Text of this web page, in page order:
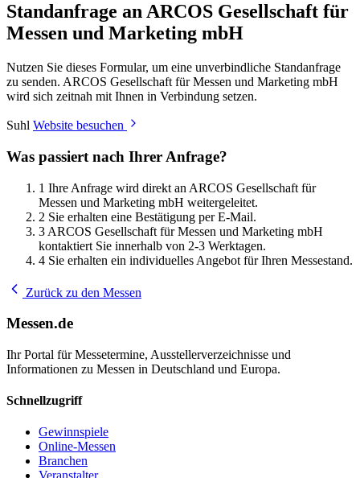
Standanfrage an ARCOS Gesellschaft für
Messen und Marketing mbH
Nutzen Sie dieses Formular, um eine unverbindliche Standanfrage
zu senden. ARCOS Gesellschaft für Messen und Marketing mbH
wird sich zeitnah mit Ihnen in Verbindung setzen.
Suhl Website besuchen
Was passiert nach Ihrer Anfrage?
1 Ihre Anfrage wird direkt an ARCOS Gesellschaft für
Messen und Marketing mbH weitergeleitet.
2 Sie erhalten eine Bestätigung per E-Mail.
3 ARCOS Gesellschaft für Messen und Marketing mbH
kontaktiert Sie innerhalb von 2-3 Werktagen.
4 Sie erhalten ein individuelles Angebot für Ihren Messestand.
Zurück zu den Messen
Messen.de
Ihr Portal für Messetermine, Ausstellerverzeichnisse und
Informationen zu Messen in Deutschland und Europa.
Schnellzugriff
Gewinnspiele
Online-Messen
Branchen